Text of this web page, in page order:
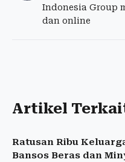
Indonesia Group
dan online
Artikel
Ratusan Ribu
Bansos Beras dan